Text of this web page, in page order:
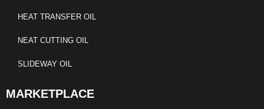
HEAT TRANSFER OIL
NEAT CUTTING OIL
SLIDEWAY OIL
MARKETPLACE